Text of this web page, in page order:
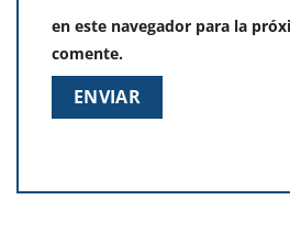
en este navegador para la
comente.